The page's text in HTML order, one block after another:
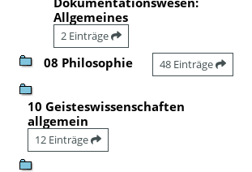
Allgemeines
2 Einträge
08 Philosophie 48 Einträge
10 Geisteswissenschaften
allgemein
12 Einträge